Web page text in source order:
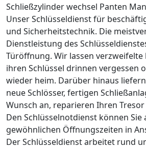
Schließzylinder wechsel Panten
Unser Schlüsseldienst für
und Sicherheitstechnik. Die
Dienstleistung des
Türöffnung. Wir lassen verzweifelte
ihren Schlüssel drinnen vergessen
wieder heim. Darüber hinaus
neue Schlösser, fertigen
Wunsch an, reparieren Ihren
Den Schlüsselnotdienst können
gewöhnlichen Öffnungszeiten in
Der Schlüsseldienst arbeitet rund